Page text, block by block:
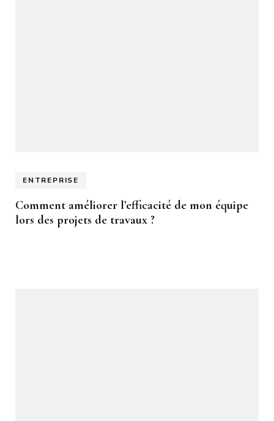
ENTREPRISE
Comment améliorer l’efficacité de mon équipe
lors des projets de travaux ?